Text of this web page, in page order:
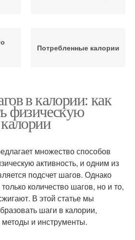
Потребленные калории
в калории: как
физическую
множество способов
активность, и одним из
подсчет шагов. Однако
количество шагов, но и то,
В этой статье мы
шаги в калории,
и инструменты.